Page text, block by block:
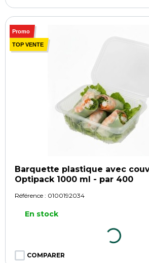
Promo
TOP VENTE
Barquette plastique avec
Optipack 1000 ml - par 400
Référence : 0100192034
En stock
COMPARER